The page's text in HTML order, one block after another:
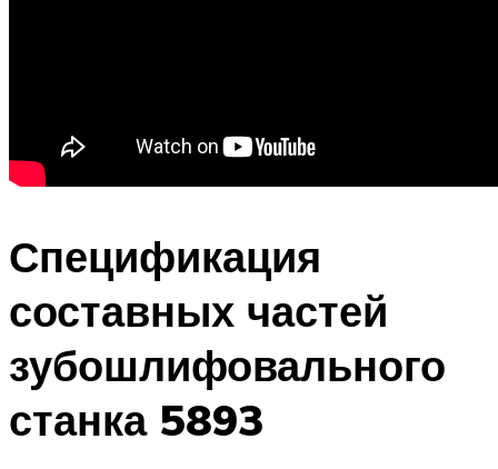
Спецификация
составных частей
зубошлифовального
станка 5893